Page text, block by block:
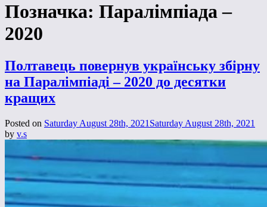
Позначка: Паралімпіада –
2020
Полтавець повернув українську збірну
на Паралімпіаді – 2020 до десятки
кращих
Posted on Saturday August 28th, 2021 Saturday August 28th, 2021
by v.s